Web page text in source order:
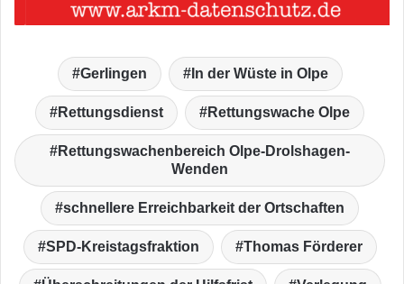
Gerlingen In der Wüste in Olpe
Rettungsdienst Rettungswache Olpe
Rettungswachenbereich Olpe-Drolshagen-
Wenden
schnellere Erreichbarkeit der Ortschaften
SPD-Kreistagsfraktion Thomas Förderer